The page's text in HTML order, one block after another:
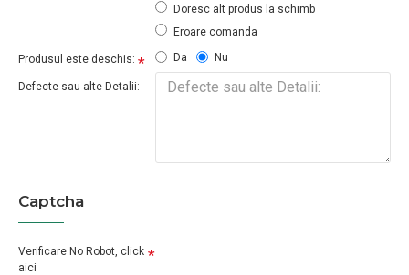
Doresc alt produs la schimb
Eroare comanda
Produsul este deschis: Da Nu
Defecte sau alte Detalii:
Captcha
Verificare No Robot, click
aici